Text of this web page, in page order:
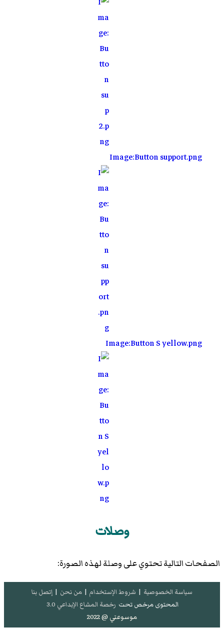
Image:Button support.png
Image:Button S yellow.png
وصلات
الصفحات التالية تحتوي على وصلة لهذه الصورة:
سياسة الخصوصية | شروط الإستخدام | من نحن | إتصل بنا
المحتوى مرخص تحت رخصة المشاع الإبداعي 3.0
موسوعتي @ 2022